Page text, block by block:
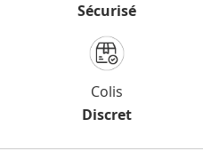
Sécurisé
Colis
Discret